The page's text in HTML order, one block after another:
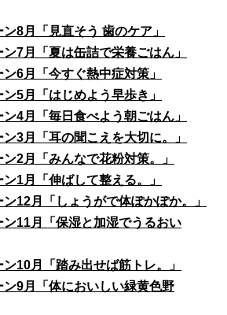
8月「見直そう 歯のケア」
7月「夏は缶詰で栄養ごはん」
6月「今すぐ熱中症対策」
5月「はじめよう早歩き」
4月「毎日食べよう朝ごはん」
3月「耳の聞こえを大切に。」
2月「みんなで花粉対策。」
1月「伸ばして整える。」
12月「しょうがで体ぽかぽか。」
11月「保湿と加湿でうるおい
10月「踏み出せば筋トレ。」
9月「体においしい緑黄色野